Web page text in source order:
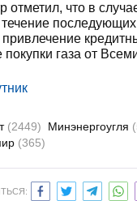
отметил, что в
газа от
(2449) Минэнергоугля
(365)